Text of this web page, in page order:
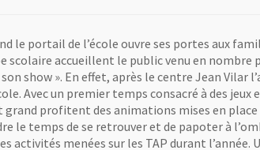
le portail de l’école ouvre ses portes aux
scolaire accueillent le public venu en nombre
show ». En effet, après le centre Jean Vilar
Avec un premier temps consacré à des jeux
grand profitent des animations mises en place
le temps de se retrouver et de papoter à
activités menées sur les TAP durant l’année.